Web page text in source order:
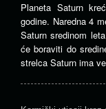
Planeta Saturn
godine. Naredna 4
Saturn sredinom
će boraviti do
strelca Saturn ima